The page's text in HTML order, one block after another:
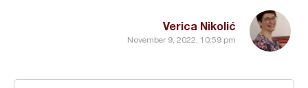
Verica Nikolić
November 9, 2022, 10:59 pm